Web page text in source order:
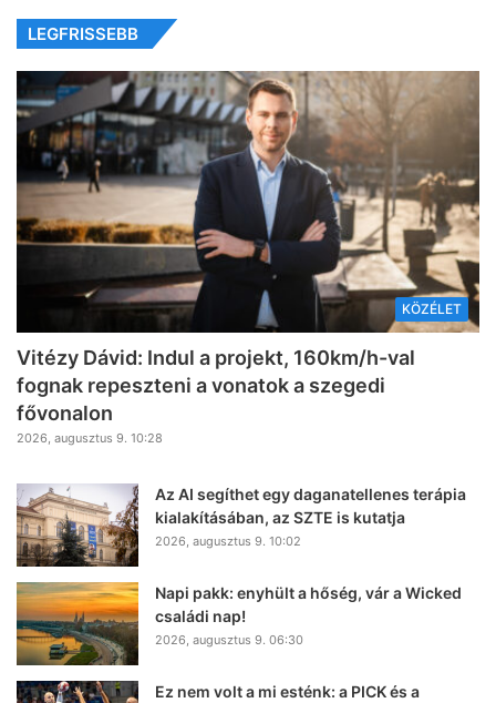
LEGFRISSEBB
KÖZÉLET
Vitézy Dávid: Indul a projekt, 160km/h-val
fognak repeszteni a vonatok a szegedi
fővonalon
2026, augusztus 9. 10:28
Az AI segíthet egy daganatellenes terápia
kialakításában, az SZTE is kutatja
2026, augusztus 9. 10:02
Napi pakk: enyhült a hőség, vár a Wicked
családi nap!
2026, augusztus 9. 06:30
Ez nem volt a mi esténk: a PICK és a